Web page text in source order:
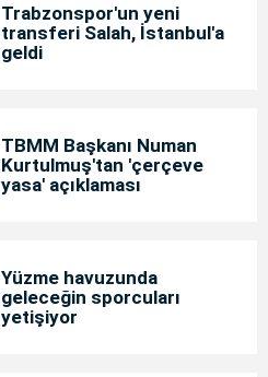
Trabzonspor'un yeni
transferi Salah, İstanbul'a
geldi
TBMM Başkanı Numan
Kurtulmuş'tan 'çerçeve
yasa' açıklaması
Yüzme havuzunda
geleceğin sporcuları
yetişiyor